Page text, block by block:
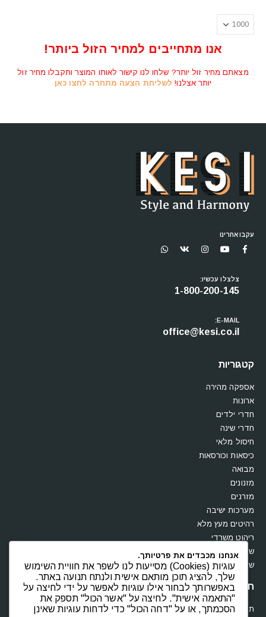
אנו מתחייבים למחיר הזול ביותר!
מצאתם מחיר זול יותר? שלחו לנו קישור לאותו המוצר ותקבלו מחיר זול
יותר אצלנו! לשליחת הצעה מתחרה לחצו כאן
עקבו אחרינו
צלצלו עכשיו:
1-800-200-145
E-MAIL:
office@kesi.co.il
קטגוריות
אספקה מהירה
ארונות
חדרי ילדים
חדרי שינה
חיסול מלאי
כיסאות וכורסאות
מבואה
מזנונים
מזרנים
מערכות ישיבה
רהיטים מעץ מלא
ריהוט משרדי
שולחנות
שידות וקומודות
חנות
תקנון
אנחנו מכבדים את פרטיותך.
עוגיות (Cookies) מסייעות לנו לשפר את חוויית השימוש
שלך, להציג תוכן מותאם אישית ולנתח תנועה באתר.
באפשרותך לבחור אילו עוגיות לאפשר על ידי לחיצה על
"התאמה אישית". לחיצה על "אשר הכול" תספק את
הסכמתך, או על "דחה הכול" כדי לדחות עוגיות שאינן